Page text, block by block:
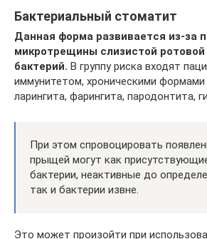
Бактериальный стоматит
Данная форма развивается из-за
микротрещины слизистой ротовой
бактерий. В группу риска входят
иммунитетом, хроническими формами
ларингита, фарингита, пародонтита,
При этом спровоцировать
прыщей могут как
бактерии, неактивные до
так и бактерии извне.
Это может произойти при